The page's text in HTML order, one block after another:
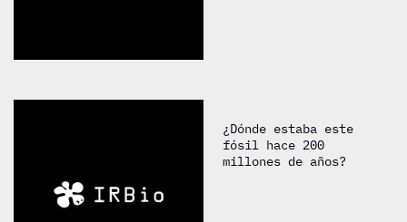
¿Dónde estaba este
fósil hace 200
millones de años?